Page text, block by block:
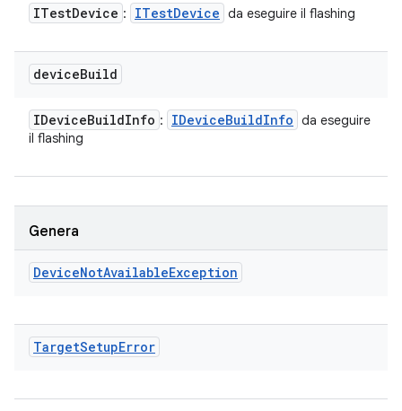
ITestDevice : ITestDevice da eseguire il flashing
deviceBuild
IDeviceBuildInfo : IDeviceBuildInfo da eseguire
il flashing
Genera
DeviceNotAvailableException
TargetSetupError